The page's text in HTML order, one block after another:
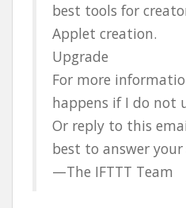
best tools for
Applet creation.
Upgrade
For more
happens if I do not
Or reply to this
best to answer
—The IFTTT Team